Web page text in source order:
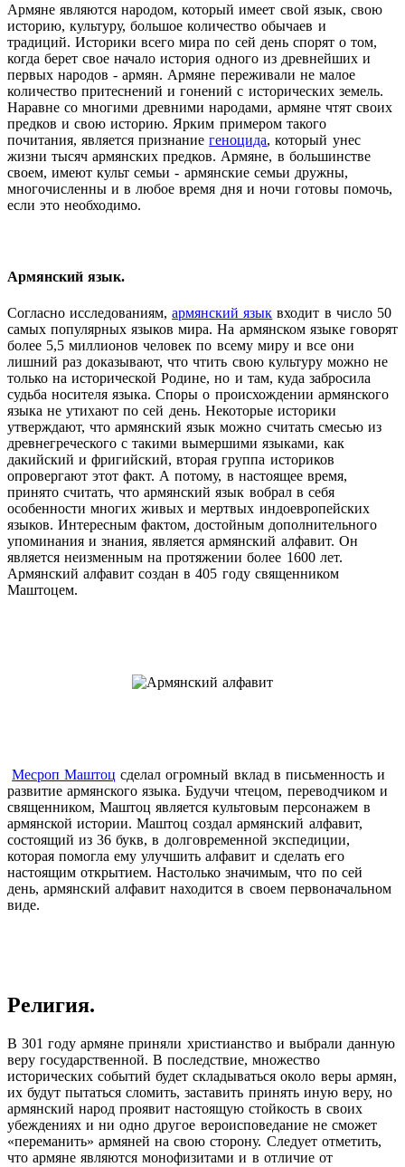
Армяне являются народом, который имеет свой язык, свою
историю, культуру, большое количество обычаев и
традиций.Историки всего мира по сей день спорят о том,
когда берет свое начало история одного из древнейших и
первых народов - армян. Армяне переживали не малое
количество притеснений и гонений с исторических земель.
Наравне со многими древними народами, армяне чтят своих
предков и свою историю. Ярким примером такого
почитания, является признаниегеноцида, который унес
жизни тысяч армянских предков. Армяне, в большинстве
своем, имеют культ семьи - армянские семьи дружны,
многочисленны и в любое время дня и ночи готовы помочь,
если это необходимо.
Армянский язык.
Согласно исследованиям,армянский язык входит в число 50
самых популярных языков мира. На армянском языке говорят
более 5,5 миллионов человек по всему миру и все они
лишний раз доказывают, что чтить свою культуру можно не
только на исторической Родине, но и там, куда забросила
судьба носителя языка. Споры о происхождении армянского
языка не утихают по сей день. Некоторые историки
утверждают, что армянский язык можно считать смесью из
древнегреческого с такими вымершими языками, как
дакийский и фригийский, вторая группа историков
опровергают этот факт. А потому, в настоящее время,
принято считать, что армянский язык вобрал в себя
особенности многих живых и мертвых индоевропейских
языков. Интересным фактом, достойным дополнительного
упоминания и знания, является армянский алфавит. Он
является неизменным на протяжении более 1600 лет.
Армянский алфавит создан в 405 году священником
Маштоцем.
Месроп Маштоц сделал огромный вклад в письменность и
развитие армянского языка. Будучи чтецом, переводчиком и
священником, Маштоц является культовым персонажем в
армянской истории. Маштоц создал армянский алфавит,
состоящий из 36 букв, в долговременной экспедиции,
которая помогла ему улучшить алфавит и сделать его
настоящим открытием. Настолько значимым, что по сей
день, армянский алфавит находится в своем первоначальном
виде.
Религия.
В 301 году армяне приняли христианство и выбрали данную
веру государственной. В последствие, множество
исторических событий будет складываться около веры армян,
их будут пытаться сломить, заставить принять иную веру, но
армянский народ проявит настоящую стойкость в своих
убеждениях и ни одно другое вероисповедание не сможет
«переманить» армяней на свою сторону. Следует отметить,
что армяне являются монофизитами и в отличие от